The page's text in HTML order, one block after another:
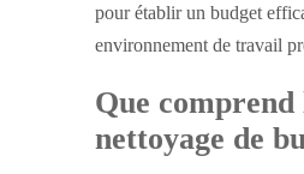
pour établir un budget
environnement de travail
Que comprend
nettoyage de